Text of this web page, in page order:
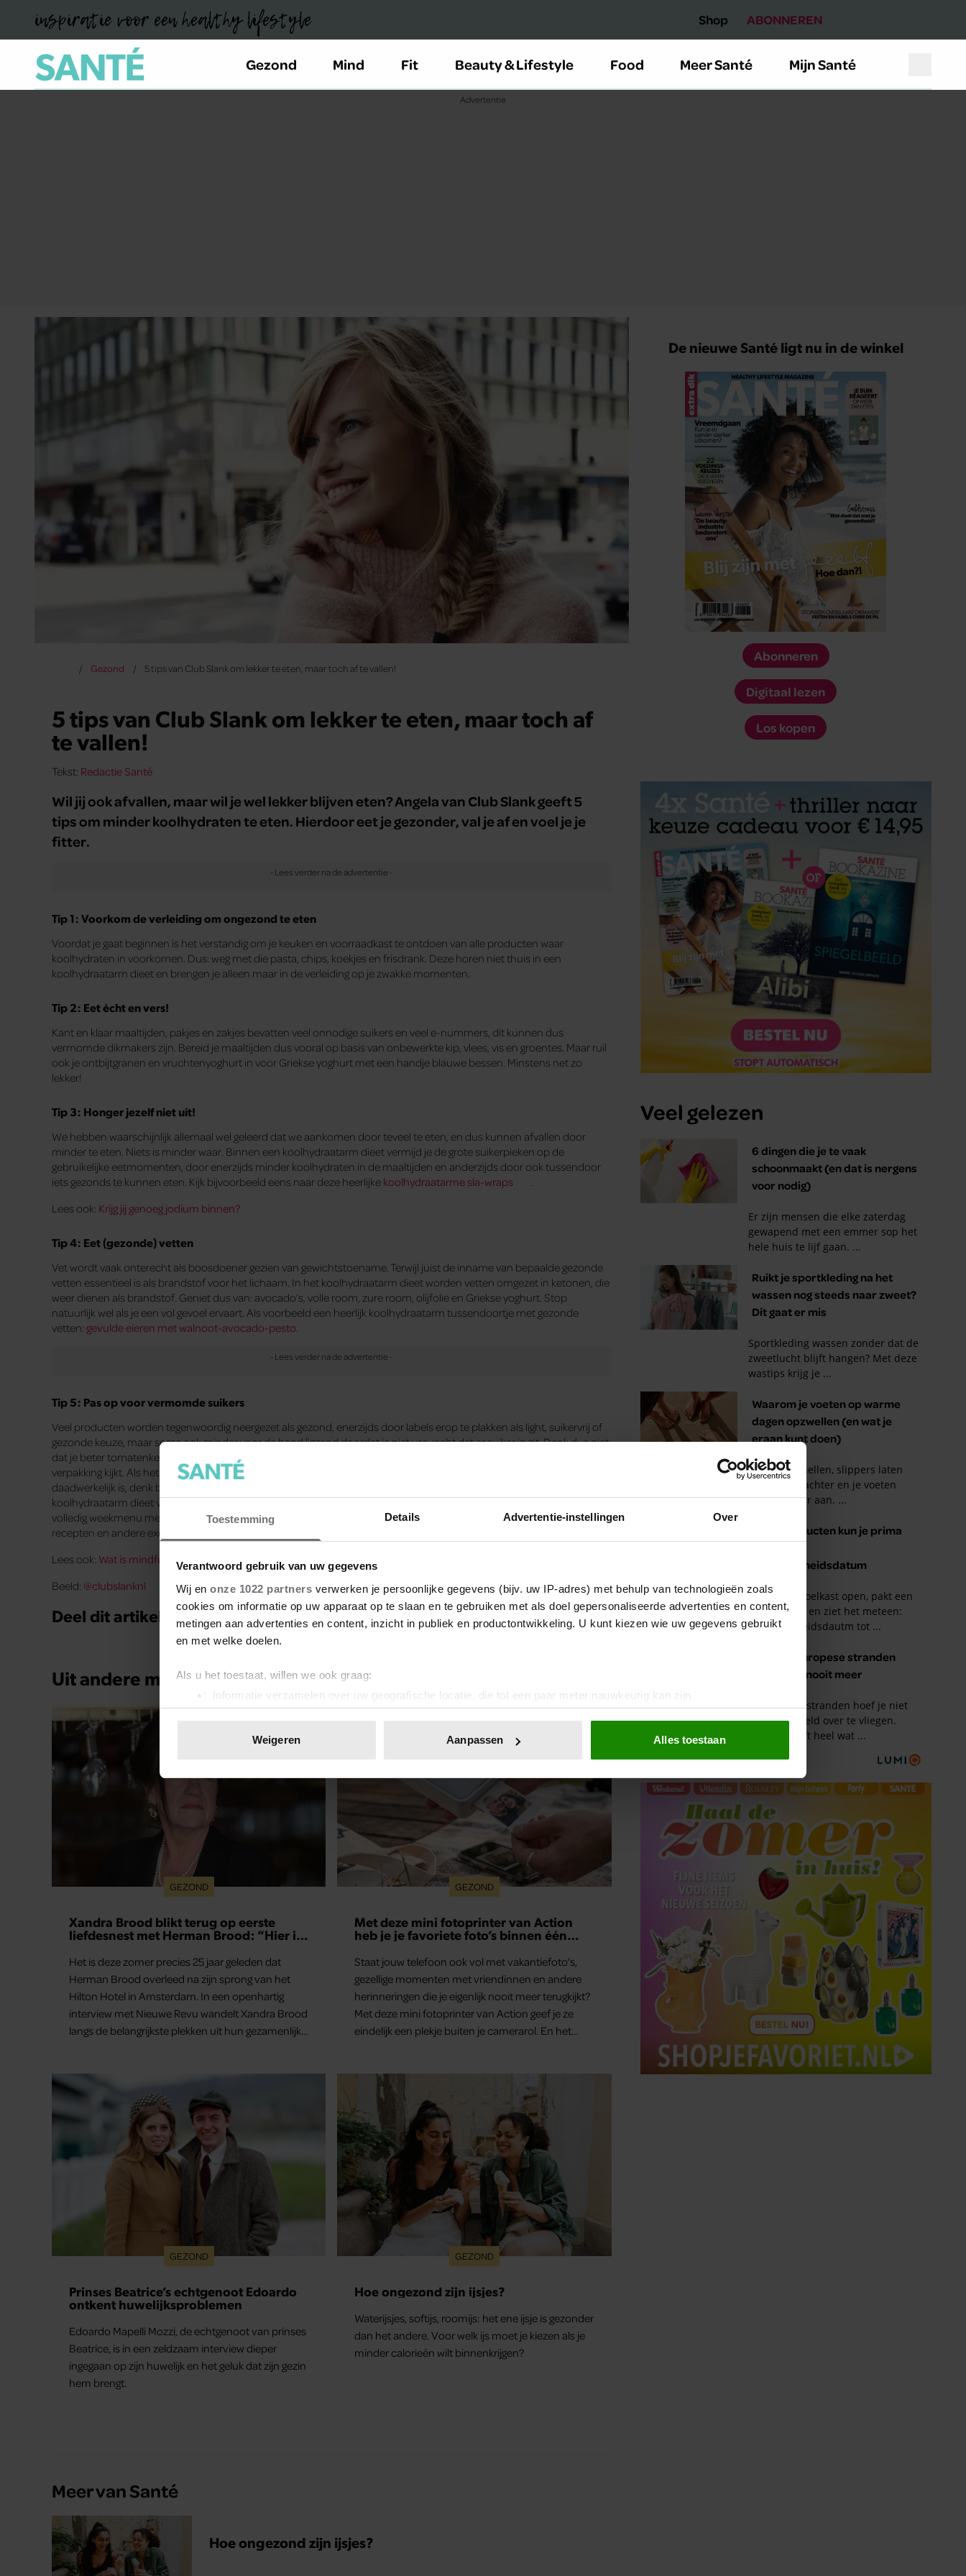
Toestemming Details Advertentie-instellingen Over
Verantwoord gebruik van uw gegevens
Wij en onze 1022 partners verwerken je persoonlijke gegevens (bijv. uw IP-adres) met behulp van technologieën zoals
cookies om informatie op uw apparaat op te slaan en te gebruiken met als doel gepersonaliseerde advertenties en content,
metingen aan advertenties en content, inzicht in publiek en productontwikkeling. U kunt kiezen wie uw gegevens gebruikt
en met welke doelen.
Als u het toestaat, willen we ook graag:
Informatie verzamelen over uw geografische locatie, die tot een paar meter nauwkeurig kan zijn
Uw apparaat identificeren door het actief te scannen op specifieke eigenschappen (fingerprinting)
toestemming op elk moment wijzigen of intrekken in de Cookieverklaring.
We gebruiken cookies om content en advertenties te personaliseren, om functies voor social media te bieden en om ons
websiteverkeer te analyseren. Ook delen we informatie over uw gebruik van onze site met onze partners voor social
media, adverteren en analyse. Deze partners kunnen deze gegevens combineren met andere informatie die u aan ze heeft
verstrekt of die ze hebben verzameld op basis van uw gebruik van hun services. U gaat akkoord met onze cookies als u
onze website blijft gebruiken.
Weigeren Aanpassen Alles toestaan
inspiratie voor een healthy lifestyle Shop ABONNEREN
Gezond Mind Fit Beauty & Lifestyle Food Meer Santé Mijn Santé
Gezond 5 tips van Club Slank om lekker te eten, maar toch af te vallen!
5 tips van Club Slank om lekker te eten, maar toch af
te vallen!
Tekst: Redactie Santé
Wil jij ook afvallen, maar wil je wel lekker blijven eten? Angela van Club Slank geeft 5
tips om minder koolhydraten te eten. Hierdoor eet je gezonder, val je af en voel je je
fitter.
Tip 1: Voorkom de verleiding om ongezond te eten
Voordat je gaat beginnen is het verstandig om je keuken en voorraadkast te ontdoen van alle producten waar
koolhydraten in voorkomen. Dus: weg met die pasta, chips, koekjes en frisdrank. Deze horen niet thuis in een
koolhydraatarm dieet en brengen je alleen maar in de verleiding op je zwakke momenten.
Tip 2: Eet écht en vers!
Kant en klaar maaltijden, pakjes en zakjes bevatten veel onnodige suikers en veel e-nummers, dit kunnen dus
vermomde dikmakers zijn. Bereid je maaltijden dus vooral op basis van onbewerkte kip, vlees, vis en groentes. Maar ruil
ook je ontbijtgranen en vruchtenyoghurt in voor Griekse yoghurt met een handje blauwe bessen. Minstens net zo
lekker!
Tip 3: Honger jezelf niet uit!
We hebben waarschijnlijk allemaal wel geleerd dat we aankomen door teveel te eten, en dus kunnen afvallen door
minder te eten. Niets is minder waar. Binnen een koolhydraatarm dieet vermijd je de grote suikerpieken op de
gebruikelijke eetmomenten, door enerzijds minder koolhydraten in de maaltijden en anderzijds door ook tussendoor
iets gezonds te kunnen eten. Kijk bijvoorbeeld eens naar deze heerlijke koolhydraatarme sla-wraps
Lees ook: Krijg jij genoeg jodium binnen?
Tip 4: Eet (gezonde) vetten
Vet wordt vaak onterecht als boosdoener gezien van gewichtstoename. Terwijl juist de inname van bepaalde gezonde
vetten essentieel is als brandstof voor het lichaam. In het koolhydraatarm dieet worden vetten omgezet in ketonen, die
weer dienen als brandstof. Geniet dus van: avocado’s, volle room, zure room, olijfolie en Griekse yoghurt. Stop
natuurlijk wel als je een vol gevoel ervaart. Als voorbeeld een heerlijk koolhydraatarm tussendoortje met gezonde
vetten: gevulde eieren met walnoot-avocado-pesto.
Tip 5: Pas op voor vermomde suikers
Veel producten worden tegenwoordig neergezet als gezond, enerzijds door labels erop te plakken als light, suikervrij of
gezonde keuze, maar soms ook minder voor de hand liggend doordat je niet verwacht dat er suiker in zit. Denk dus niet
dat je beter tomatenketchup dan mayonaise kunt eten, want de suiker in tomatenketchup zie je pas als je op de
verpakking kijkt. Als het kan, maak dan ook je eigen sausjes bij de barbecue deze zomer. Het klinkt lastiger dan het
daadwerkelijk is, denk bijvoorbeeld eens aan:
koolhydraatarm dieet via een online afslankprogramma aan. Voor maar 10 euro per maand ontvang jij iedere week een
volledig weekmenu met daarin precies wat je per week kunt eten. Je krijgt dan ook toegang tot álle koolhydraatarme
recepten en andere exclusieve tips.
Lees ook: Wat is mindful sporten?
Beeld: @clubslanknl
Deel dit artikel op social media!
Uit andere media
GEZOND
Xandra Brood blikt terug op eerste
liefdesnest met Herman Brood: “Hier is
Het is deze zomer precies 25 jaar geleden dat
Herman Brood overleed na zijn sprong van het
Hilton Hotel in Amsterdam. In een openhartig
interview met Nieuwe Revu wandelt Xandra Brood
langs de belangrijkste plekken uit hun gezamenlijke
en werd dochter Lola geboren.
GEZOND
Met deze mini fotoprinter van Action
heb je je favoriete foto’s binnen één
Staat jouw telefoon ook vol met vakantiefoto’s,
gezellige momenten met vriendinnen en andere
herinneringen die je eigenlijk nooit meer terugkijkt?
Met deze mini fotoprinter van Action geef je ze
eindelijk een plekje buiten je camerarol. En het
GEZOND
Prinses Beatrice’s echtgenoot Edoardo
ontkent huwelijksproblemen
Edoardo Mapelli Mozzi, de echtgenoot van prinses
Beatrice, is in een zeldzaam interview dieper
ingegaan op zijn huwelijk en het geluk dat zijn gezin
hem brengt.
GEZOND
Hoe ongezond zijn ijsjes?
Waterijsjes, softijs, roomijs: het ene ijsje is gezonder
dan het andere. Voor welk ijs moet je kiezen als je
minder calorieën wilt binnenkrijgen?
Meer van Santé
Hoe ongezond zijn ijsjes?
De nieuwe Santé ligt nu in de winkel
Abonneren
Digitaal lezen
Los kopen